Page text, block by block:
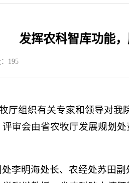
发挥农科智库功能
195
厅组织有关专家和领导对
审会由省农牧厅发展规划
李明海处长、农经处苏田